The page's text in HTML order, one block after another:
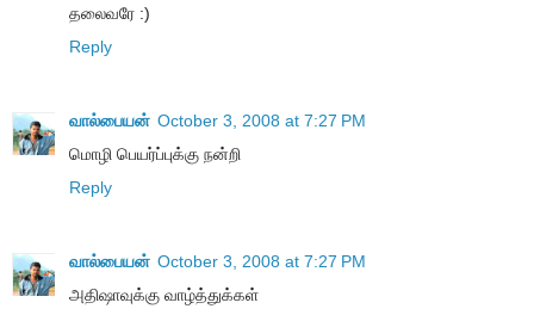
தலைவரே :)
Reply
வால்பையன் October 3, 2008 at 7:27 PM
மொழி பெயர்ப்புக்கு நன்றி
Reply
வால்பையன் October 3, 2008 at 7:27 PM
அதிஷாவுக்கு வாழ்த்துக்கள்